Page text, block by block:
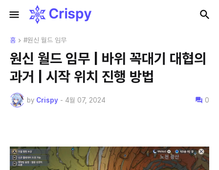
홈 #원신 월드 임무
원신 월드 임무 | 바위 꼭대기 대협의
과거 | 시작 위치 진행 방법
by Crispy - 4월 07, 2024 0